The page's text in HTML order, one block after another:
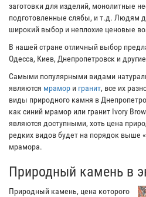
заготовки для изделий, монолитные
подготовленные слябы, и т.д. Людям
широкий выбор и неплохие ценовые
В нашей стране отличный выбор
Одесса, Киев, Днепропетровск и
Самыми популярными видами
являются мрамор и гранит, все их
виды природного камня в
как синий мрамор или гранит Ivory
являются доступными, хоть цена
редких видов будет на порядок выше
мрамора.
Природный камень в
Природный камень, цена которого